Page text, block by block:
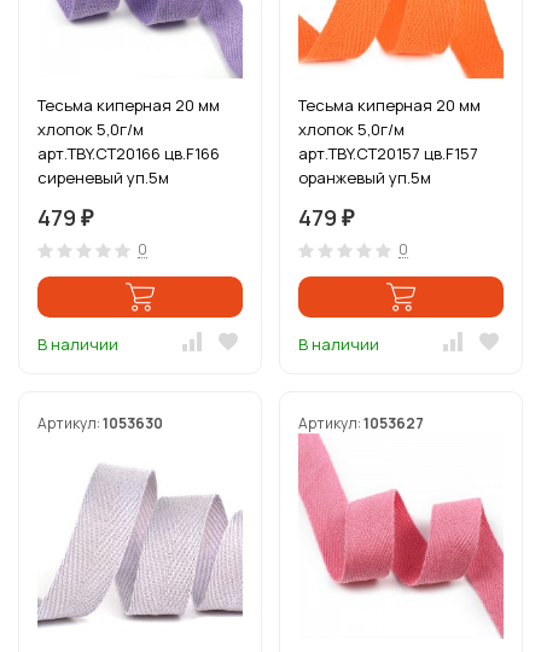
Тесьма киперная 20 мм
хлопок 5,0г/м
арт.TBY.CT20166 цв.F166
сиреневый уп.5м
479 ₽
0
В наличии
Тесьма киперная 20 мм
хлопок 5,0г/м
арт.TBY.CT20157 цв.F157
оранжевый уп.5м
479 ₽
0
В наличии
Артикул:1053630 Артикул:1053627